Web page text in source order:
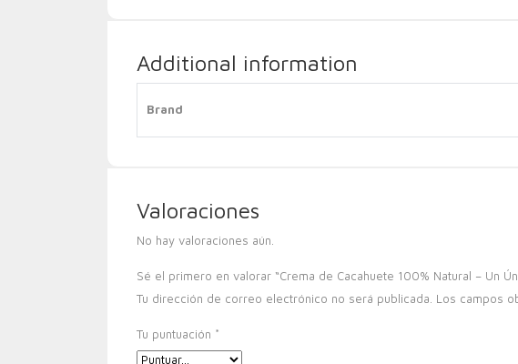
Additional information
Brand
Valoraciones
No hay valoraciones aún.
Sé el primero en valorar “Crema de Cacahuete 100% Natural – Un
Tu dirección de correo electrónico no será publicada. Los campos
Tu puntuación *